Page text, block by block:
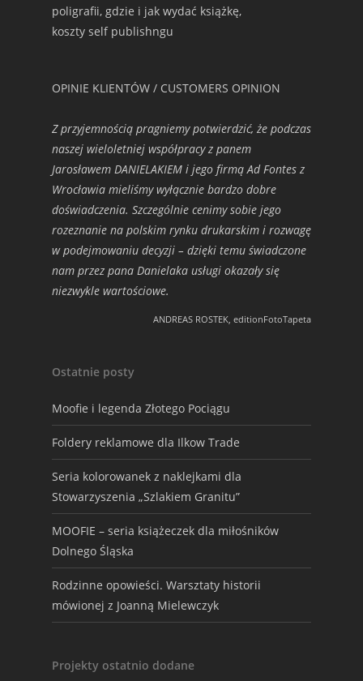
poligrafii, gdzie i jak wydać książkę,
koszty self publishngu
OPINIE KLIENTÓW / CUSTOMERS OPINION
Z przyjemnością pragniemy potwierdzić, że podczas
naszej wieloletniej współpracy z panem
Jarosławem DANIELAKIEM i jego firmą Ad Fontes z
Wrocławia mieliśmy wyłącznie bardzo dobre
doświadczenia. Szczególnie cenimy sobie jego
rozeznanie na polskim rynku drukarskim i rozwagę
w podejmowaniu decyzji – dzięki temu świadczone
nam przez pana Danielaka usługi okazały się
niezwykle wartościowe.
ANDREAS ROSTEK, editionFotoTapeta
Ostatnie posty
Moofie i legenda Złotego Pociągu
Foldery reklamowe dla Ilkow Trade
Seria kolorowanek z naklejkami dla
Stowarzyszenia „Szlakiem Granitu”
MOOFIE – seria książeczek dla miłośników
Dolnego Śląska
Rodzinne opowieści. Warsztaty historii
mówionej z Joanną Mielewczyk
Projekty ostatnio dodane